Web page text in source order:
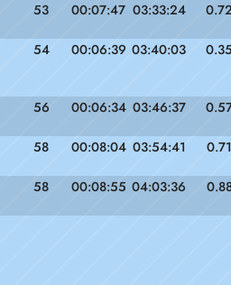
53 00:07:47 03:33:24
54 00:06:39 03:40:03
56 00:06:34 03:46:37
58 00:08:04 03:54:41 0.71
58 00:08:55 04:03:36